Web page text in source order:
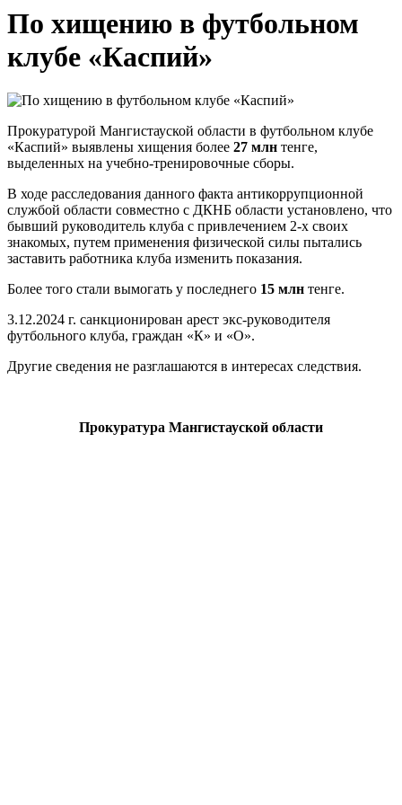
По хищению в футбольном
клубе «Каспий»
Прокуратурой Мангистауской области в футбольном клубе
«Каспий» выявлены хищения более 27 млн тенге,
выделенных на учебно-тренировочные сборы.
В ходе расследования данного факта антикоррупционной
службой области совместно с ДКНБ области установлено, что
бывший руководитель клуба с привлечением 2-х своих
знакомых, путем применения физической силы пытались
заставить работника клуба изменить показания.
Более того стали вымогать у последнего 15 млн тенге.
3.12.2024 г. санкционирован арест экс-руководителя
футбольного клуба, граждан «К» и «О».
Другие сведения не разглашаются в интересах следствия.
Прокуратура Мангистауской области